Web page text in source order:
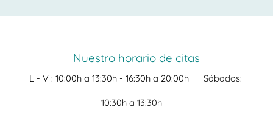
Nuestro horario de citas
L - V : 10:00h a 13:30h - 16:30h a 20:00h Sábados:
10:30h a 13:30h